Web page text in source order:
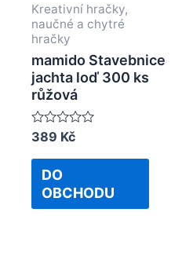
Kreativní hračky,
naučné a chytré
hračky
mamido Stavebnice
jachta loď 300 ks
růžová
Rated
out
389 Kč
DO
OBCHODU